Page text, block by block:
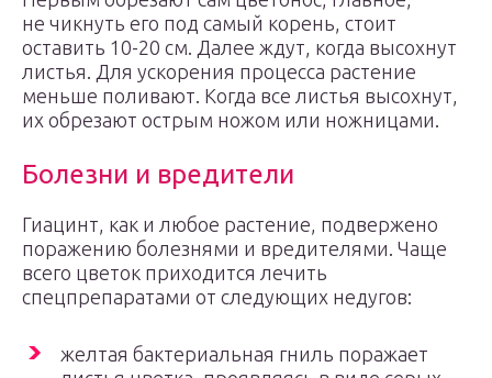
не чикнуть его под самый корень, стоит
оставить 10-20 см. Далее ждут, когда высохнут
листья. Для ускорения процесса растение
меньше поливают. Когда все листья высохнут,
их обрезают острым ножом или ножницами.
Болезни и вредители
Гиацинт, как и любое растение, подвержено
поражению болезнями и вредителями. Чаще
всего цветок приходится лечить
спецпрепаратами от следующих недугов:
желтая бактериальная гниль поражает